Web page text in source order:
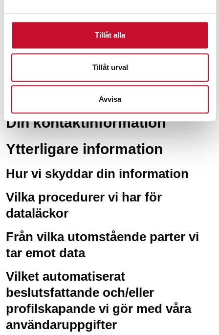
Tillåt alla
Tillåt urval
Avvisa
tvungna att spara av administrativa, legala eller
Vart vi skickar dina upgifter
Kommentarer från besökare kanske kontrolleras via en
automatiserad tjänst för detektering av skräppost.
Din kontaktinformation
Ytterligare information
Hur vi skyddar din information
Vilka procedurer vi har för
dataläckor
Från vilka utomstående parter vi
tar emot data
Vilket automatiserat
beslutsfattande och/eller
profilskapande vi gör med våra
användaruppgifter